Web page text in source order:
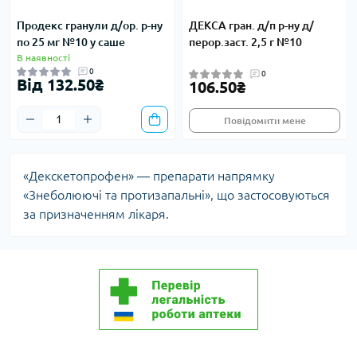
Продекс гранули д/ор. р-ну
по 25 мг №10 у саше
В наявності
0
Від 132.50₴
ДЕКСА гран. д/п р-ну д/
перор.заст. 2,5 г №10
0
106.50₴
Повідомити мене
«Декскетопрофен» — препарати напрямку
«Знеболюючі та протизапальні», що застосовуються
за призначенням лікаря.